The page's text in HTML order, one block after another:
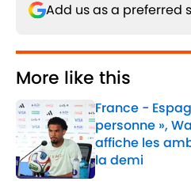
Add us as a preferred
More like this
France -
personne »,
affiche les
la demi
Published by on